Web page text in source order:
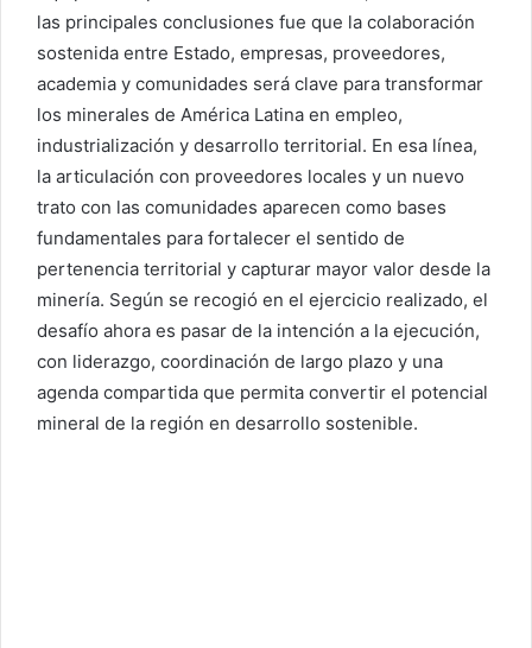
las principales conclusiones fue que la colaboración
sostenida entre Estado, empresas, proveedores,
academia y comunidades será clave para transformar
los minerales de América Latina en empleo,
industrialización y desarrollo territorial. En esa línea,
la articulación con proveedores locales y un nuevo
trato con las comunidades aparecen como bases
fundamentales para fortalecer el sentido de
pertenencia territorial y capturar mayor valor desde la
minería. Según se recogió en el ejercicio realizado, el
desafío ahora es pasar de la intención a la ejecución,
con liderazgo, coordinación de largo plazo y una
agenda compartida que permita convertir el potencial
mineral de la región en desarrollo sostenible.